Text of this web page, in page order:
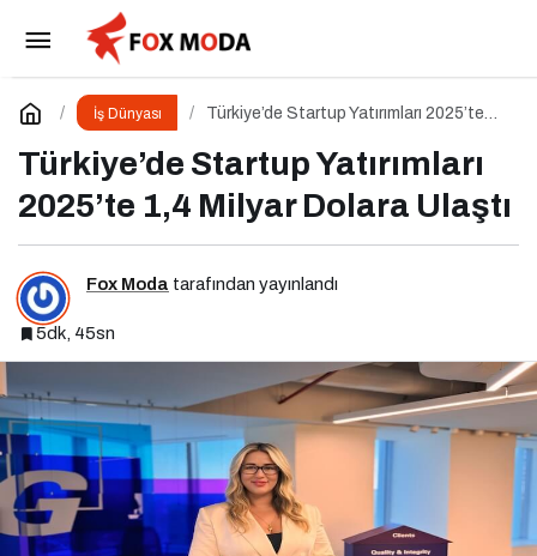
İş Dünyası
Türkiye’de Startup Yatırımları 2025’te
Türkiye’de Startup Yatırımları
2025’te 1,4 Milyar Dolara Ulaştı
Fox Moda tarafından yayınlandı
5dk, 45sn
Dijital Markalaşma 1.0 Eğitimi İstanbul
Üniversitesi’nde Gerçekleşti!
Yorum Yap